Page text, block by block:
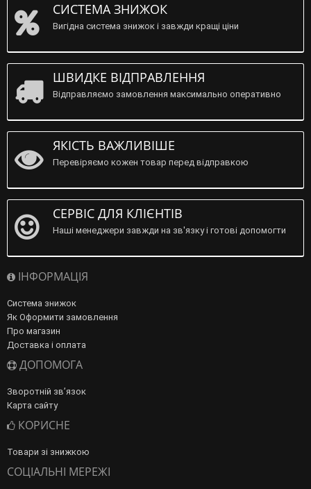
СИСТЕМА ЗНИЖОК
Вигідна система знижок і завжди кращі ціни
ШВИДКЕ ВІДПРАВЛЕННЯ
Відправляємо замовлення максимально оперативно
ЯКІСТЬ ВАЖЛИВІШЕ
Перевіряємо кожен товар перед відправкою
СЕРВІС ДЛЯ КЛІЄНТІВ
Наші менеджери завжди на зв'язку і готові допомогти
ІНФОРМАЦІЯ
Система знижок
Як Оформити замовлення
Про магазин
Доставка і оплата
ДОПОМОГА
Зворотній зв’язок
Карта сайту
КОРИСНЕ
Товари зі знижкою
СОЦІАЛЬНІ МЕРЕЖІ